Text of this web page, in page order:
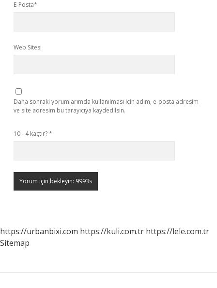
E-Posta*
Web Sitesi
Daha sonraki yorumlarımda kullanılması için adım, e-posta adresim
ve site adresim bu tarayıcıya kaydedilsin.
10 - 4 kaçtır?*
https://urbanbixi.com https://kuli.com.tr https://lele.com.tr
Sitemap